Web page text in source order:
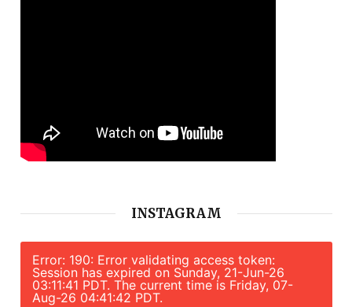
INSTAGRAM
Error: 190: Error validating access token:
Session has expired on Sunday, 21-Jun-26
03:11:41 PDT. The current time is Friday, 07-
Aug-26 04:41:42 PDT.